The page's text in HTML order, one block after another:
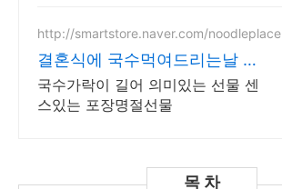
http://smartstore.naver.com/noodleplace
결혼식에 국수먹여드리는날 특
별한날 특별한선물 국수공간
국수가락이 길어 의미있는 선물 센
스있는 포장명절선물